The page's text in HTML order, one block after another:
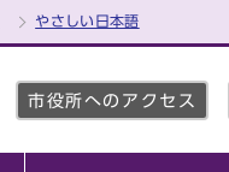
やさしい日本語
市役所へのアクセス